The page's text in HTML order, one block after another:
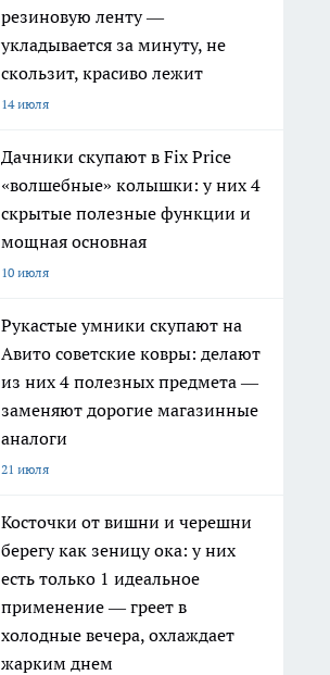
резиновую ленту —
укладывается за минуту, не
скользит, красиво лежит
14 июля
Дачники скупают в Fix Price
«волшебные» колышки: у них 4
скрытые полезные функции и
мощная основная
10 июля
Рукастые умники скупают на
Авито советские ковры: делают
из них 4 полезных предмета —
заменяют дорогие магазинные
аналоги
21 июля
Косточки от вишни и черешни
берегу как зеницу ока: у них
есть только 1 идеальное
применение — греет в
холодные вечера, охлаждает
жарким днем